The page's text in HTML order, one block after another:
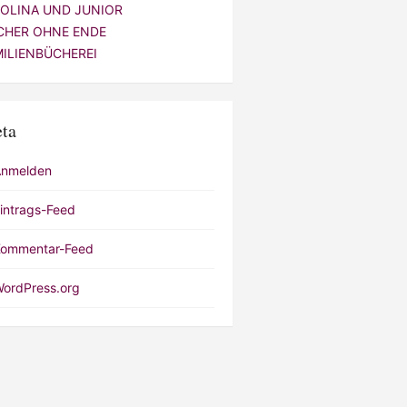
UND JUNIOR
OHNE ENDE
Feed
Feed